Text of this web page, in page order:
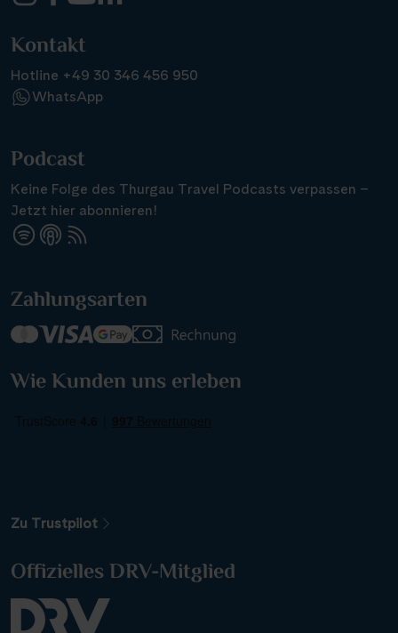
Kontakt
Hotline +49 30 346 456 950
WhatsApp
Podcast
Keine Folge des Thurgau Travel Podcasts verpassen –
Jetzt hier abonnieren!
Zahlungsarten
Wie Kunden uns erleben
Zu Trustpilot
Offizielles DRV-Mitglied